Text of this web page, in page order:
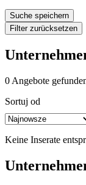
Suche speichern
Filter zurücksetzen
0 Angebote
Sortuj od
Keine Inserate